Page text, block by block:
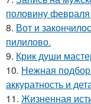
половину
8. Вот и
пилилово.
9. Крик души
10. Нежная
аккуратность и
11. Жизненная